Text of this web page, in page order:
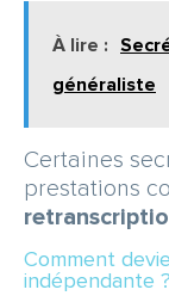
À lire :
généraliste
Certaines
prestations
Comment
indépendante ?